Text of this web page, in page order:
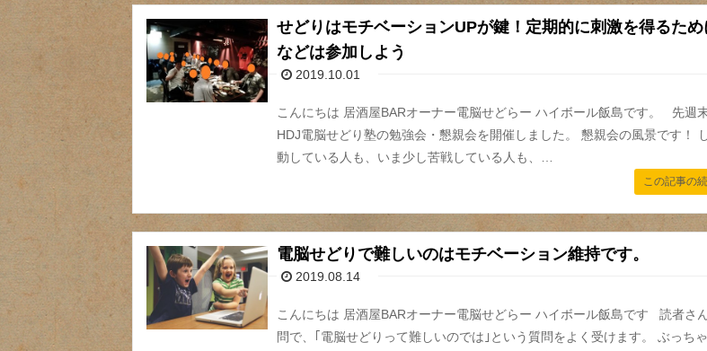
せどりはモチベーションUPが鍵！定期的に刺激を得るた
などは参加しよう
2019.10.01
こんにちは 居酒屋BARオーナー電脳せどらー ハイボール飯島です。 先週
HDJ電脳せどり塾の勉強会・懇親会を開催しました。 懇親会の風景です！
動している人も、いま少し苦戦している人も、…
この記事の
電脳せどりで難しいのはモチベーション維持です。
2019.08.14
こんにちは 居酒屋BARオーナー電脳せどらー ハイボール飯島です 読者さ
問で、｢電脳せどりって難しいのでは｣という質問をよく受けます。 ぶっち